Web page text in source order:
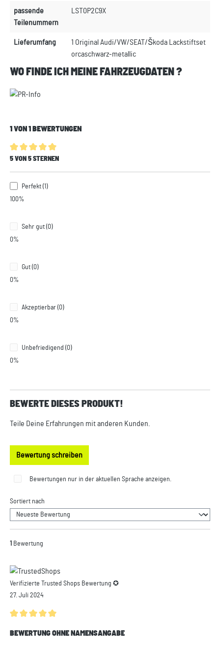
passende
Teilenummern
LST0P2C9X
Lieferumfang
1 Original Audi/VW/SEAT/Škoda Lackstiftset
orcaschwarz-metallic
WO FINDE ICH MEINE FAHRZEUGDATEN ?
1 VON 1 BEWERTUNGEN
Durchschnittliche Bewertung von 5 von 5 Sternen
5 VON 5 STERNEN
Perfekt (1)
100%
Sehr gut (0)
0%
Gut (0)
0%
Akzeptierbar (0)
0%
Unbefriedigend (0)
0%
BEWERTE DIESES PRODUKT!
Teile Deine Erfahrungen mit anderen Kunden.
Bewertung schreiben
Bewertungen nur in der aktuellen Sprache anzeigen.
Sortiert nach
1 Bewertung
Verifizierte Trusted Shops Bewertung ✪
27. Juli 2024
BEWERTUNG OHNE NAMENSANGABE